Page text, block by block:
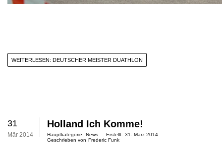
WEITERLESEN: DEUTSCHER MEISTER DUATHLON
31
Mär 2014
Holland Ich Komme!
Hauptkategorie: News Erstellt: 31. März 2014
Geschrieben von Frederic Funk